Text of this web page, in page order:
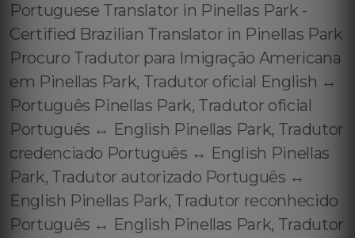
Portuguese Translator in Pinellas Park -
Certified Brazilian Translator in Pinellas Park
Procuro Tradutor para Imigração Americana
em Pinellas Park, Tradutor oficial English ↔️
Português Pinellas Park, Tradutor oficial
Português ↔️ English Pinellas Park, Tradutor
credenciado Português ↔️ English Pinellas
Park, Tradutor autorizado Português ↔️
English Pinellas Park, Tradutor reconhecido
Português ↔️ English Pinellas Park, Tradutor